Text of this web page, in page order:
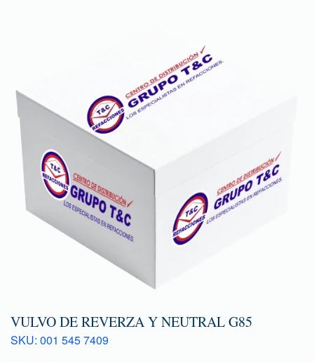
VULVO DE REVERZA Y NEUTRAL G85
SKU: 001 545 7409